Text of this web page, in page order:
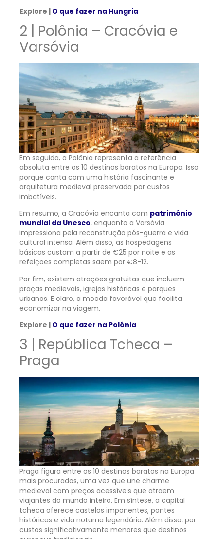
Explore | O que fazer na Hungria
2 | Polônia – Cracóvia e
Varsóvia
Em seguida, a Polônia representa a referência
absoluta entre os 10 destinos baratos na Europa. Isso
porque conta com uma história fascinante e
arquitetura medieval preservada por custos
imbatíveis.
Em resumo, a Cracóvia encanta com patrimônio
mundial da Unesco, enquanto a Varsóvia
impressiona pela reconstrução pós-guerra e vida
cultural intensa. Além disso, as hospedagens
básicas custam a partir de €25 por noite e as
refeições completas saem por €8-12.
Por fim, existem atrações gratuitas que incluem
praças medievais, igrejas históricas e parques
urbanos. E claro, a moeda favorável que facilita
economizar na viagem.
Explore | O que fazer na Polônia
3 | República Tcheca –
Praga
Praga figura entre os 10 destinos baratos na Europa
mais procurados, uma vez que une charme
medieval com preços acessíveis que atraem
viajantes do mundo inteiro. Em síntese, a capital
tcheca oferece castelos imponentes, pontes
históricas e vida noturna legendária. Além disso, por
custos significativamente menores que destinos